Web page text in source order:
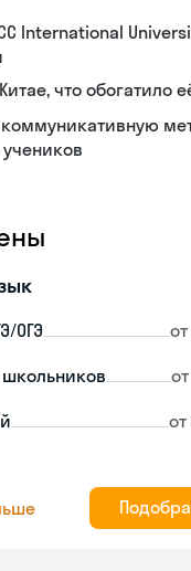
International
что обогатило
ОГЭ